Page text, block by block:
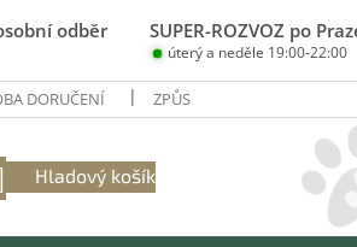
odběr SUPER-ROZVOZ po
úterý a neděle 19:00-22:00
DORUČENÍ ZPŮSOBY PLATBY
NÁKUPNÍ
Hladový košík